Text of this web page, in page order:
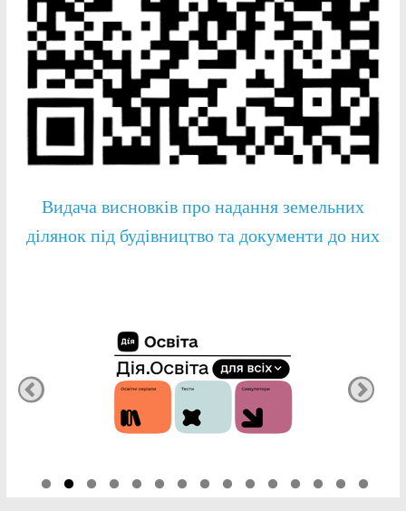
Видача висновків про надання земельних
ділянок під будівництво та документи до них